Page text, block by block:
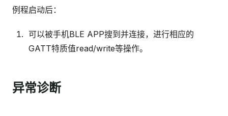
例程启动后：
可以被手机BLE APP搜到并连接，进行相应的
GATT特质值read/write等操作。
异常诊断